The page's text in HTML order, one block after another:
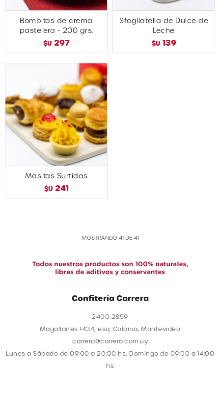
Bombitas de crema
pastelera - 200 grs.
$U 297
Sfogliatella de Dulce de
Leche
$U 139
Masitas Surtidas
$U 241
MOSTRANDO 41DE 41
Confitería Carrera
2400 2859
Magallanes 1434, esq. Colonia, Montevideo
carrera@carrera.com.uy
Lunes a Sábado de 09:00 a 20:00 hs, Domingo de 09:00 a 14:00
hs